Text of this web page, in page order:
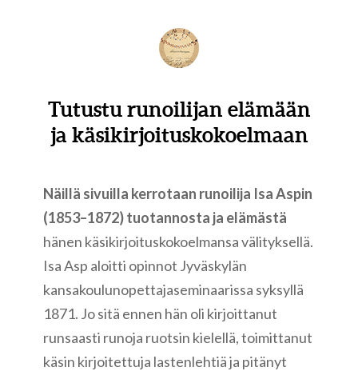
Tutustu runoilijan elämään
ja käsikirjoituskokoelmaan
Näillä sivuilla kerrotaan runoilija Isa Aspin
(1853–1872) tuotannosta ja elämästä
hänen käsikirjoituskokoelmansa välityksellä.
Isa Asp aloitti opinnot Jyväskylän
kansakoulunopettajaseminaarissa syksyllä
1871. Jo sitä ennen hän oli kirjoittanut
runsaasti runoja ruotsin kielellä, toimittanut
käsin kirjoitettuja lastenlehtiä ja pitänyt